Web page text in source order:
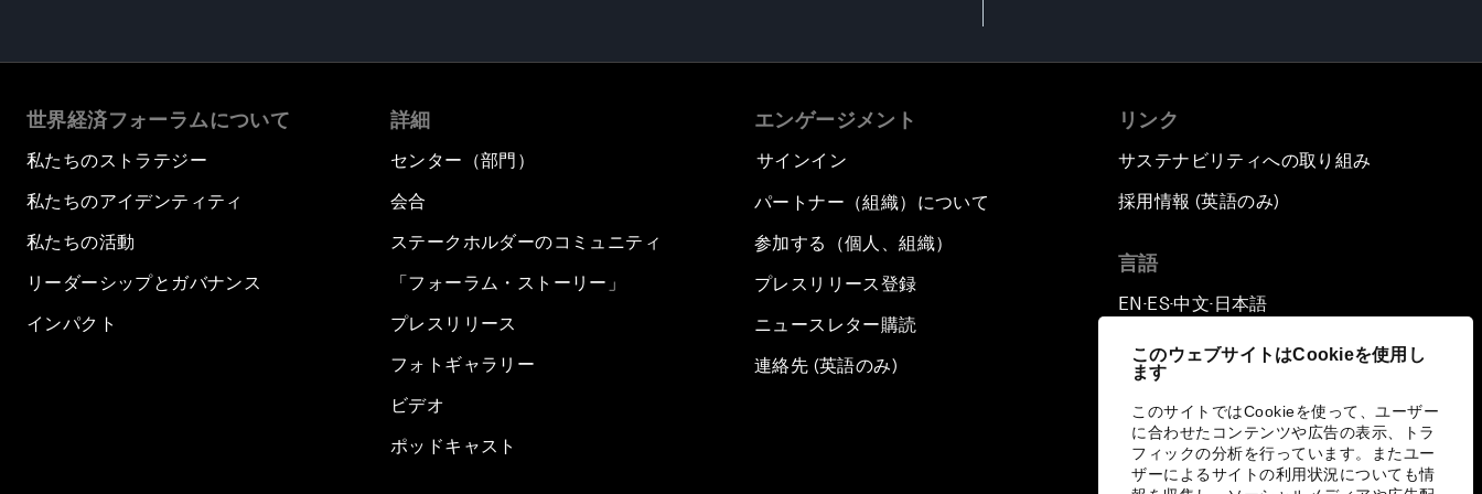
このウェブサイトはCookieを使用し
ます
このサイトではCookieを使って、ユーザー
に合わせたコンテンツや広告の表示、トラ
フィックの分析を行っています。またユー
ザーによるサイトの利用状況についても情
世界経済フォーラムについて
私たちのストラテジー
私たちのアイデンティティ
私たちの活動
リーダーシップとガバナンス
インパクト
詳細
センター（部門）
会合
ステークホルダーのコミュニティ
「フォーラム・ストーリー」
プレスリリース
フォトギャラリー
ビデオ
ポッドキャスト
エンゲージメント
サインイン
パートナー（組織）について
参加する（個人、組織）
プレスリリース登録
ニュースレター購読
連絡先 (英語のみ)
リンク
サステナビリティへの取り組み
採用情報 (英語のみ)
言語
EN ▪ES▪中文▪ 日本語